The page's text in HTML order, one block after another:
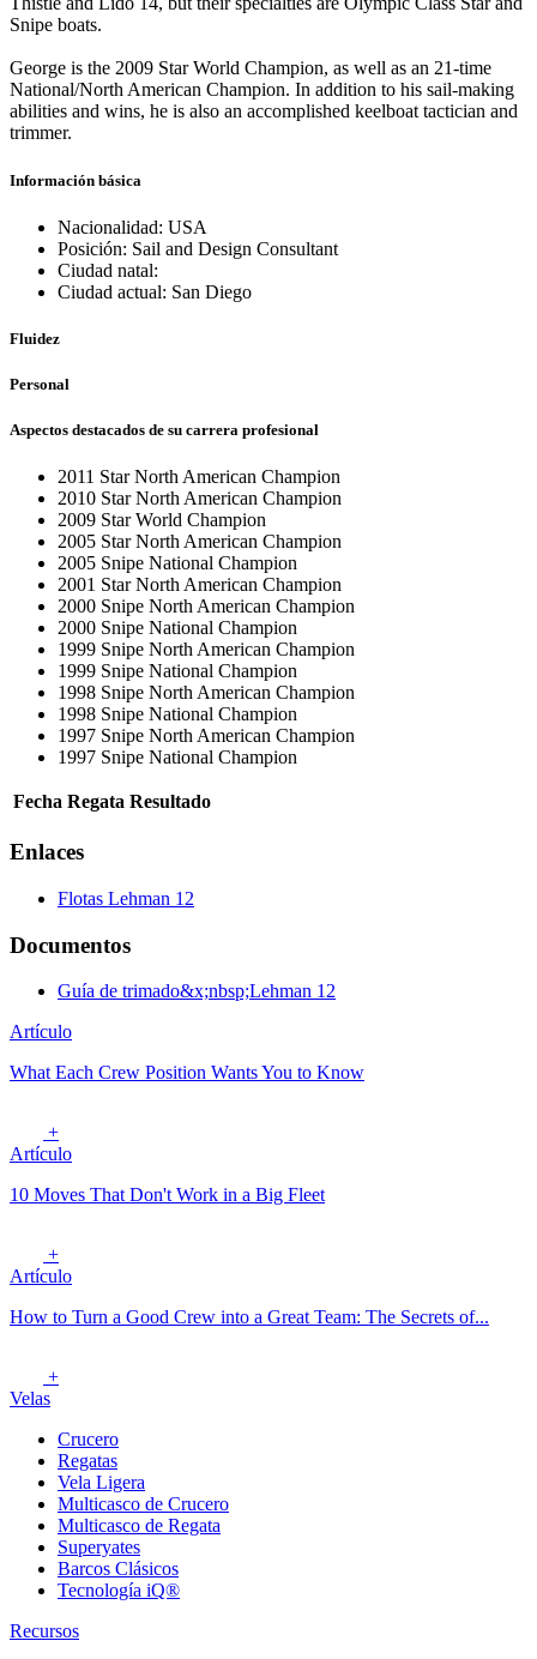
Snipe boats.
George is the 2009 Star World Champion, as well as an 21-time
National/North American Champion. In addition to his sail-making
abilities and wins, he is also an accomplished keelboat tactician and
trimmer.
Información básica
Nacionalidad: USA
Posición: Sail and Design Consultant
Ciudad natal:
Ciudad actual: San Diego
Fluidez
Personal
Aspectos destacados de su carrera profesional
2011 Star North American Champion
2010 Star North American Champion
2009 Star World Champion
2005 Star North American Champion
2005 Snipe National Champion
2001 Star North American Champion
2000 Snipe North American Champion
2000 Snipe National Champion
1999 Snipe North American Champion
1999 Snipe National Champion
1998 Snipe North American Champion
1998 Snipe National Champion
1997 Snipe North American Champion
1997 Snipe National Champion
Fecha Regata Resultado
Enlaces
Flotas Lehman 12
Documentos
Guía de trimado&x;nbsp;Lehman 12
Artículo
What Each Crew Position Wants You to Know
+
Artículo
10 Moves That Don't Work in a Big Fleet
+
Artículo
How to Turn a Good Crew into a Great Team: The Secrets of...
+
Velas
Crucero
Regatas
Vela Ligera
Multicasco de Crucero
Multicasco de Regata
Superyates
Barcos Clásicos
Tecnología iQ®
Recursos